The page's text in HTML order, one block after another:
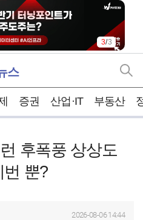
3/3
스
증권 산업·IT 부동산
후폭풍 상상도
번 뿐?
2026-08-06 14:44